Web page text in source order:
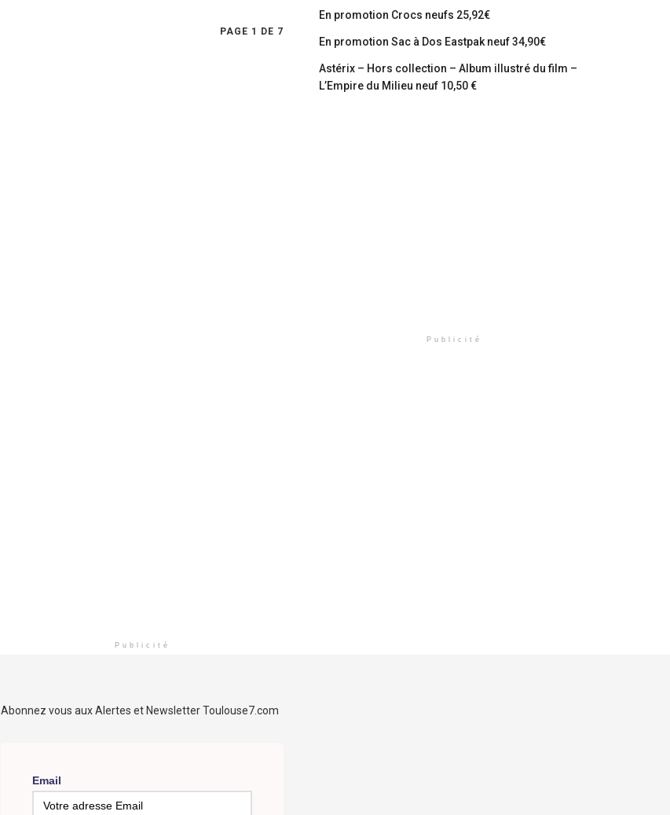
PAGE 1 DE 7
En promotion Crocs neufs 25,92€
En promotion Sac à Dos Eastpak neuf 34,90€
Astérix – Hors collection – Album illustré du film –
L’Empire du Milieu neuf 10,50 €
Publicité
Publicité
Abonnez vous aux Alertes et Newsletter Toulouse7.com
Email